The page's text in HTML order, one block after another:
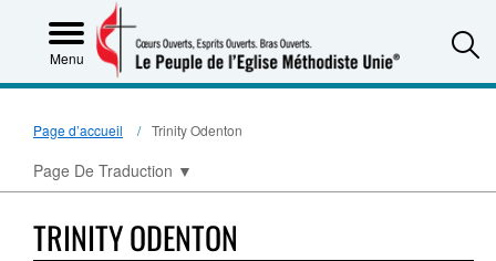
Menu
Page d’accueil Trinity Odenton
Page De Traduction ▼
TRINITY ODENTON